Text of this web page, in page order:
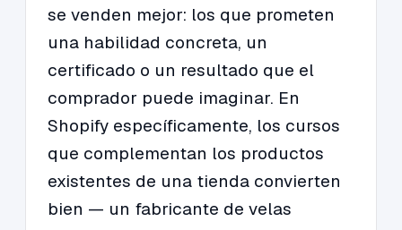
se venden mejor: los que prometen
una habilidad concreta, un
certificado o un resultado que el
comprador puede imaginar. En
Shopify específicamente, los cursos
que complementan los productos
existentes de una tienda convierten
bien — un fabricante de velas